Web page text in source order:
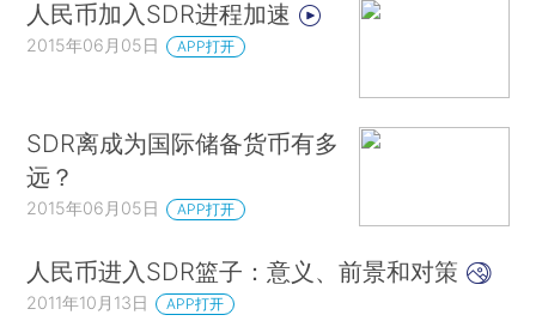
人民币加入SDR进程加速
2015年06月05日 APP打开
SDR离成为国际储备货币有多
远？
2015年06月05日 APP打开
人民币进入SDR篮子：意义、前景和对策
2011年10月13日 APP打开